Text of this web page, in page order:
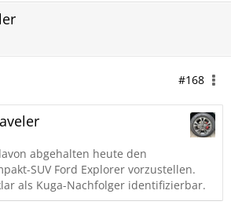
#168
abgehalten heute den
SUV Ford Explorer vorzustellen.
als Kuga-Nachfolger identifizierbar.